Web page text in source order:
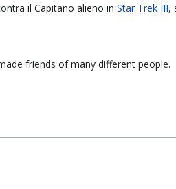
il Capitano alieno inStar Trek III,
friends of many different people.